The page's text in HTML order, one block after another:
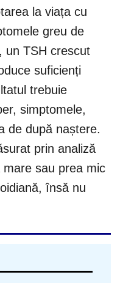
la viața cu
greu de
un TSH crescut
suficienți
trebuie
simptomele,
de după naștere.
prin analiză
sau prea mic
însă nu